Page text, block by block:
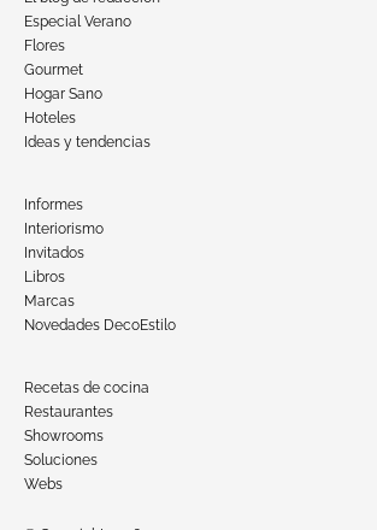
Especial Verano
Flores
Gourmet
Hogar Sano
Hoteles
Ideas y tendencias
Informes
Interiorismo
Invitados
Libros
Marcas
Novedades DecoEstilo
Recetas de cocina
Restaurantes
Showrooms
Soluciones
Webs